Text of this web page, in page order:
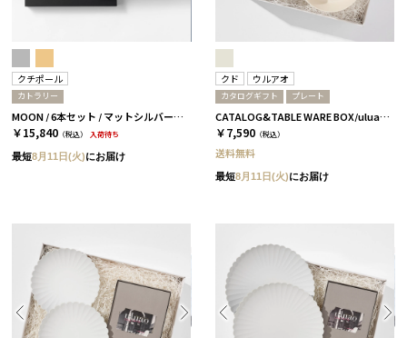
クチポール
カトラリー
MOON / 6本セット / マットシルバー［クチポール］
￥15,840 （税込） 入荷待ち
最短8月11日(火)にお届け
クド ウルアオ
カタログギフト プレート
CATALOG&TABLE WARE BOX/uluao/9°/白無垢/全5種 アウレリアーナ
￥7,590 （税込）
送料無料
最短8月11日(火)にお届け